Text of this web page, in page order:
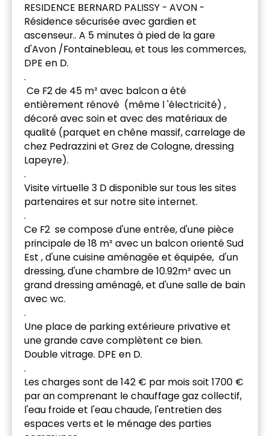
RESIDENCE BERNARD PALISSY - AVON -
Résidence sécurisée avec gardien et
ascenseur.. A 5 minutes à pied de la gare
d'Avon /Fontainebleau, et tous les commerces,
DPE en D.
.
Ce F2 de 45 m² avec balcon a été
entièrement rénové (même l 'électricité) ,
décoré avec soin et avec des matériaux de
qualité (parquet en chêne massif, carrelage de
chez Pedrazzini et Grez de Cologne, dressing
Lapeyre).
.
Visite virtuelle 3 D disponible sur tous les sites
partenaires et sur notre site internet.
.
Ce F2 se compose d'une entrée, d'une pièce
principale de 18 m² avec un balcon orienté Sud
Est , d'une cuisine aménagée et équipée, d'un
dressing, d'une chambre de 10.92m² avec un
grand dressing aménagé, et d'une salle de bain
avec wc.
.
Une place de parking extérieure privative et
une grande cave complètent ce bien.
Double vitrage. DPE en D.
.
Les charges sont de 142 € par mois soit 1700 €
par an comprenant le chauffage gaz collectif,
l'eau froide et l'eau chaude, l'entretien des
espaces verts et le ménage des parties